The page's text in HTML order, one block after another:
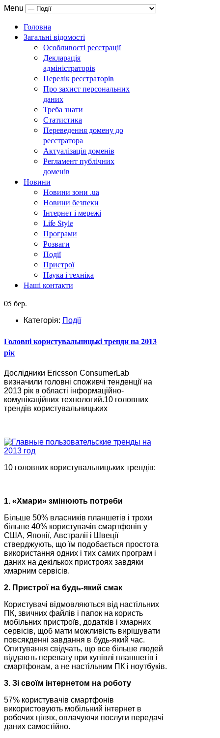
Menu
Головна
Загальні відомості
Особливості реєстрації
Декларація
адміністраторів
Перелік реєстраторів
Про захист персональних
даних
Треба знати
Статистика
Переведення домену до
реєстратора
Актуалізація доменів
Регламент публічних
доменів
Новини
Новини зони .ua
Новини безпеки
Інтернет і мережі
Life Style
Програми
Розваги
Події
Пристрої
Наука і техніка
Наші контакти
05 бер.
Категорія: Події
Головні користувальницькі тренди на 2013
рік
Дослідники Ericsson ConsumerLab
визначили головні споживчі тенденції на
2013 рік в області інформаційно-
комунікаційних технологий.10 головних
трендів користувальницьких
10 головних користувальницьких трендів:
1. «Хмари» змінюють потреби
Більше 50% власників планшетів і трохи
більше 40% користувачів смартфонів у
США, Японії, Австралії і Швеції
стверджують, що їм подобається простота
використання одних і тих самих програм і
даних на декількох пристроях завдяки
хмарним сервісів.
2. Пристрої на будь-який смак
Користувачі відмовляються від настільних
ПК, звичних файлів і папок на користь
мобільних пристроїв, додатків і хмарних
сервісів, щоб мати можливість вирішувати
повсякденні завдання в будь-який час.
Опитування свідчать, що все більше людей
віддають перевагу при купівлі планшетів і
смартфонам, а не настільним ПК і ноутбуків.
3. Зі своїм інтернетом на роботу
57% користувачів смартфонів
використовують мобільний інтернет в
робочих цілях, оплачуючи послуги передачі
даних самостійно.